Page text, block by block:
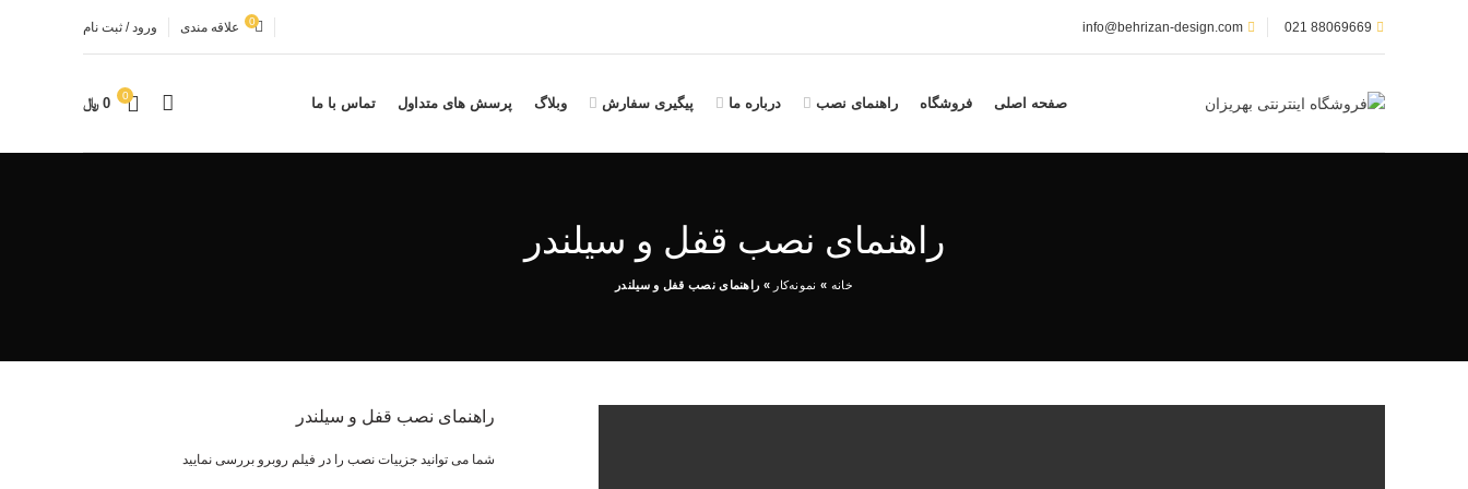
88069669 021
info@behrizan-design.com
0 علاقه مندی ورود / ثبت نام
صفحه اصلی فروشگاه راهنمای نصب درباره ما پیگیری سفارش وبلاگ پرسش های متداول تماس با ما 0
0 ﷼
راهنمای نصب قفل و سیلندر
خانه » نمونه‌کار » راهنمای نصب قفل و سیلندر
راهنمای نصب قفل و سیلندر
شما می توانید جزییات نصب را در فیلم روبرو بررسی نمایید